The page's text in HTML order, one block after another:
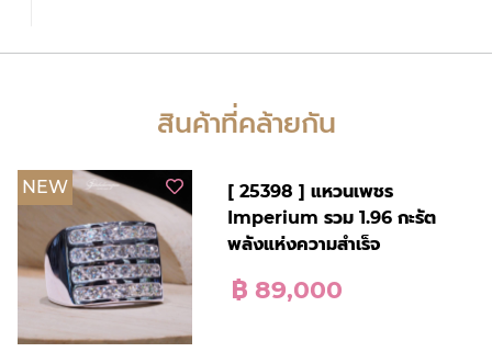
สินค้าที่คล้ายกัน
NEW
[ 25398 ] แหวนเพชร
Imperium รวม 1.96 กะรัต
พลังแห่งความสำเร็จ
฿ 89,000